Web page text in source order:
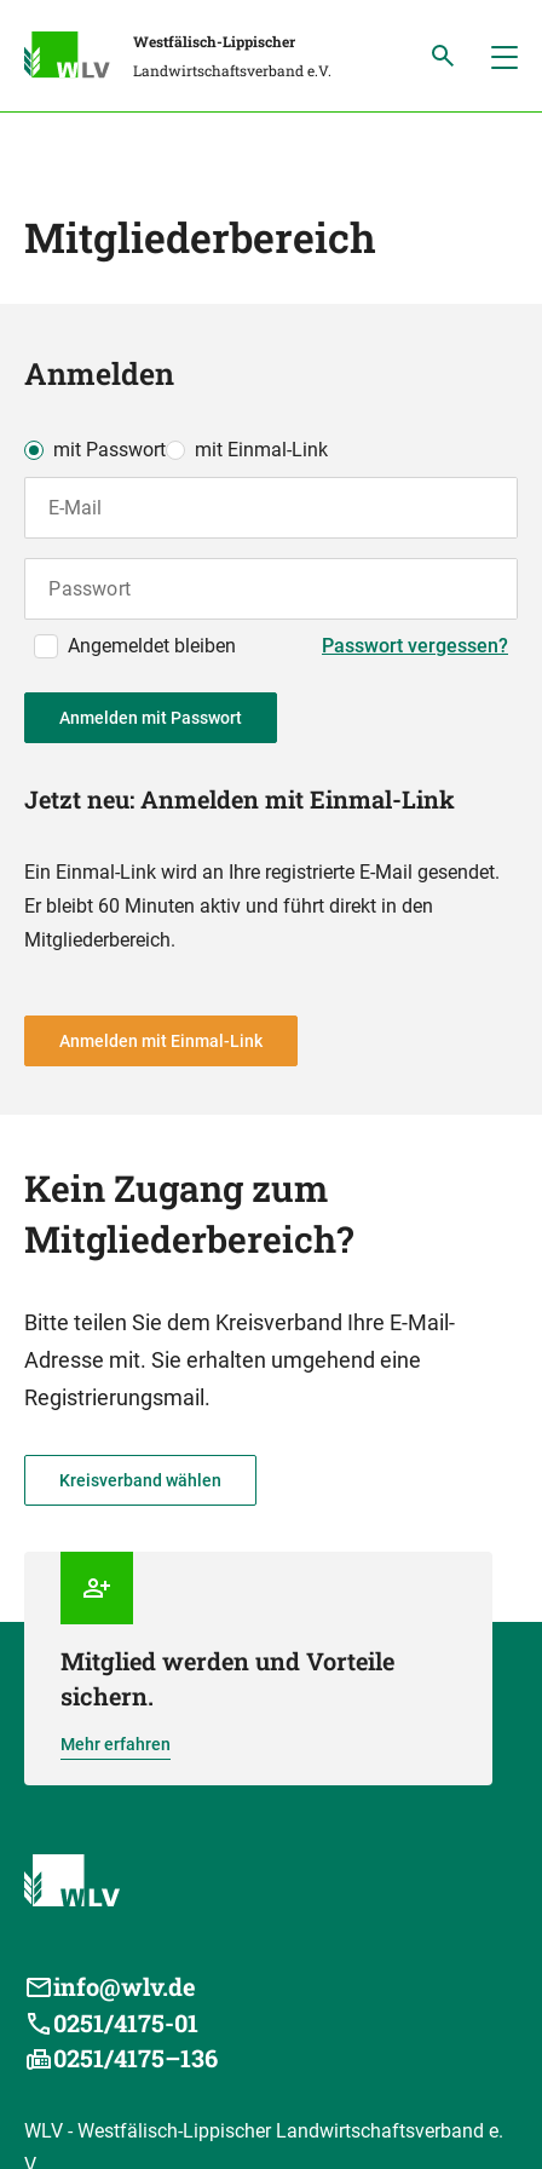
Westfälisch-Lippischer
Landwirtschaftsverband e.V.
Mitgliederbereich
Anmelden
mit Passwort mit Einmal-Link
E-Mail
Passwort
Angemeldet bleiben Passwort vergessen?
Anmelden mit Passwort
Jetzt neu: Anmelden mit Einmal-Link
Ein Einmal-Link wird an Ihre registrierte E-Mail gesendet.
Er bleibt 60 Minuten aktiv und führt direkt in den
Mitgliederbereich.
Anmelden mit Einmal-Link
Kein Zugang zum
Mitgliederbereich?
Bitte teilen Sie dem Kreisverband Ihre E-Mail-
Adresse mit. Sie erhalten umgehend eine
Registrierungsmail.
Kreisverband wählen
Mitglied werden und Vorteile
sichern.
Mehr erfahren
info@wlv.de
0251/4175-01
0251/4175–136
WLV - Westfälisch-Lippischer Landwirtschaftsverband e.